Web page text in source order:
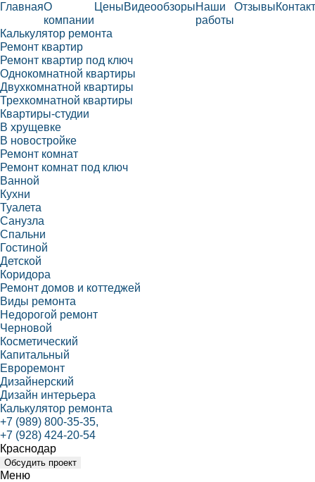
ГлавнаяО
компании
ЦеныВидеообзорыНаши
работы
Отзывы
Калькулятор ремонта
Ремонт квартир
Ремонт квартир под ключ
Однокомнатной квартиры
Двухкомнатной квартиры
Трехкомнатной квартиры
Квартиры-студии
В хрущевке
В новостройке
Ремонт комнат
Ремонт комнат под ключ
Ванной
Кухни
Туалета
Санузла
Спальни
Гостиной
Детской
Коридора
Ремонт домов и коттеджей
Виды ремонта
Недорогой ремонт
Черновой
Косметический
Капитальный
Евроремонт
Дизайнерский
Дизайн интерьера
Калькулятор ремонта
+7 (989) 800-35-35,
+7 (928) 424-20-54
Краснодар
Обсудить проект
Меню